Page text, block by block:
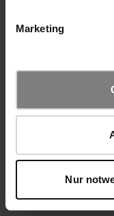
Marketing
Nur